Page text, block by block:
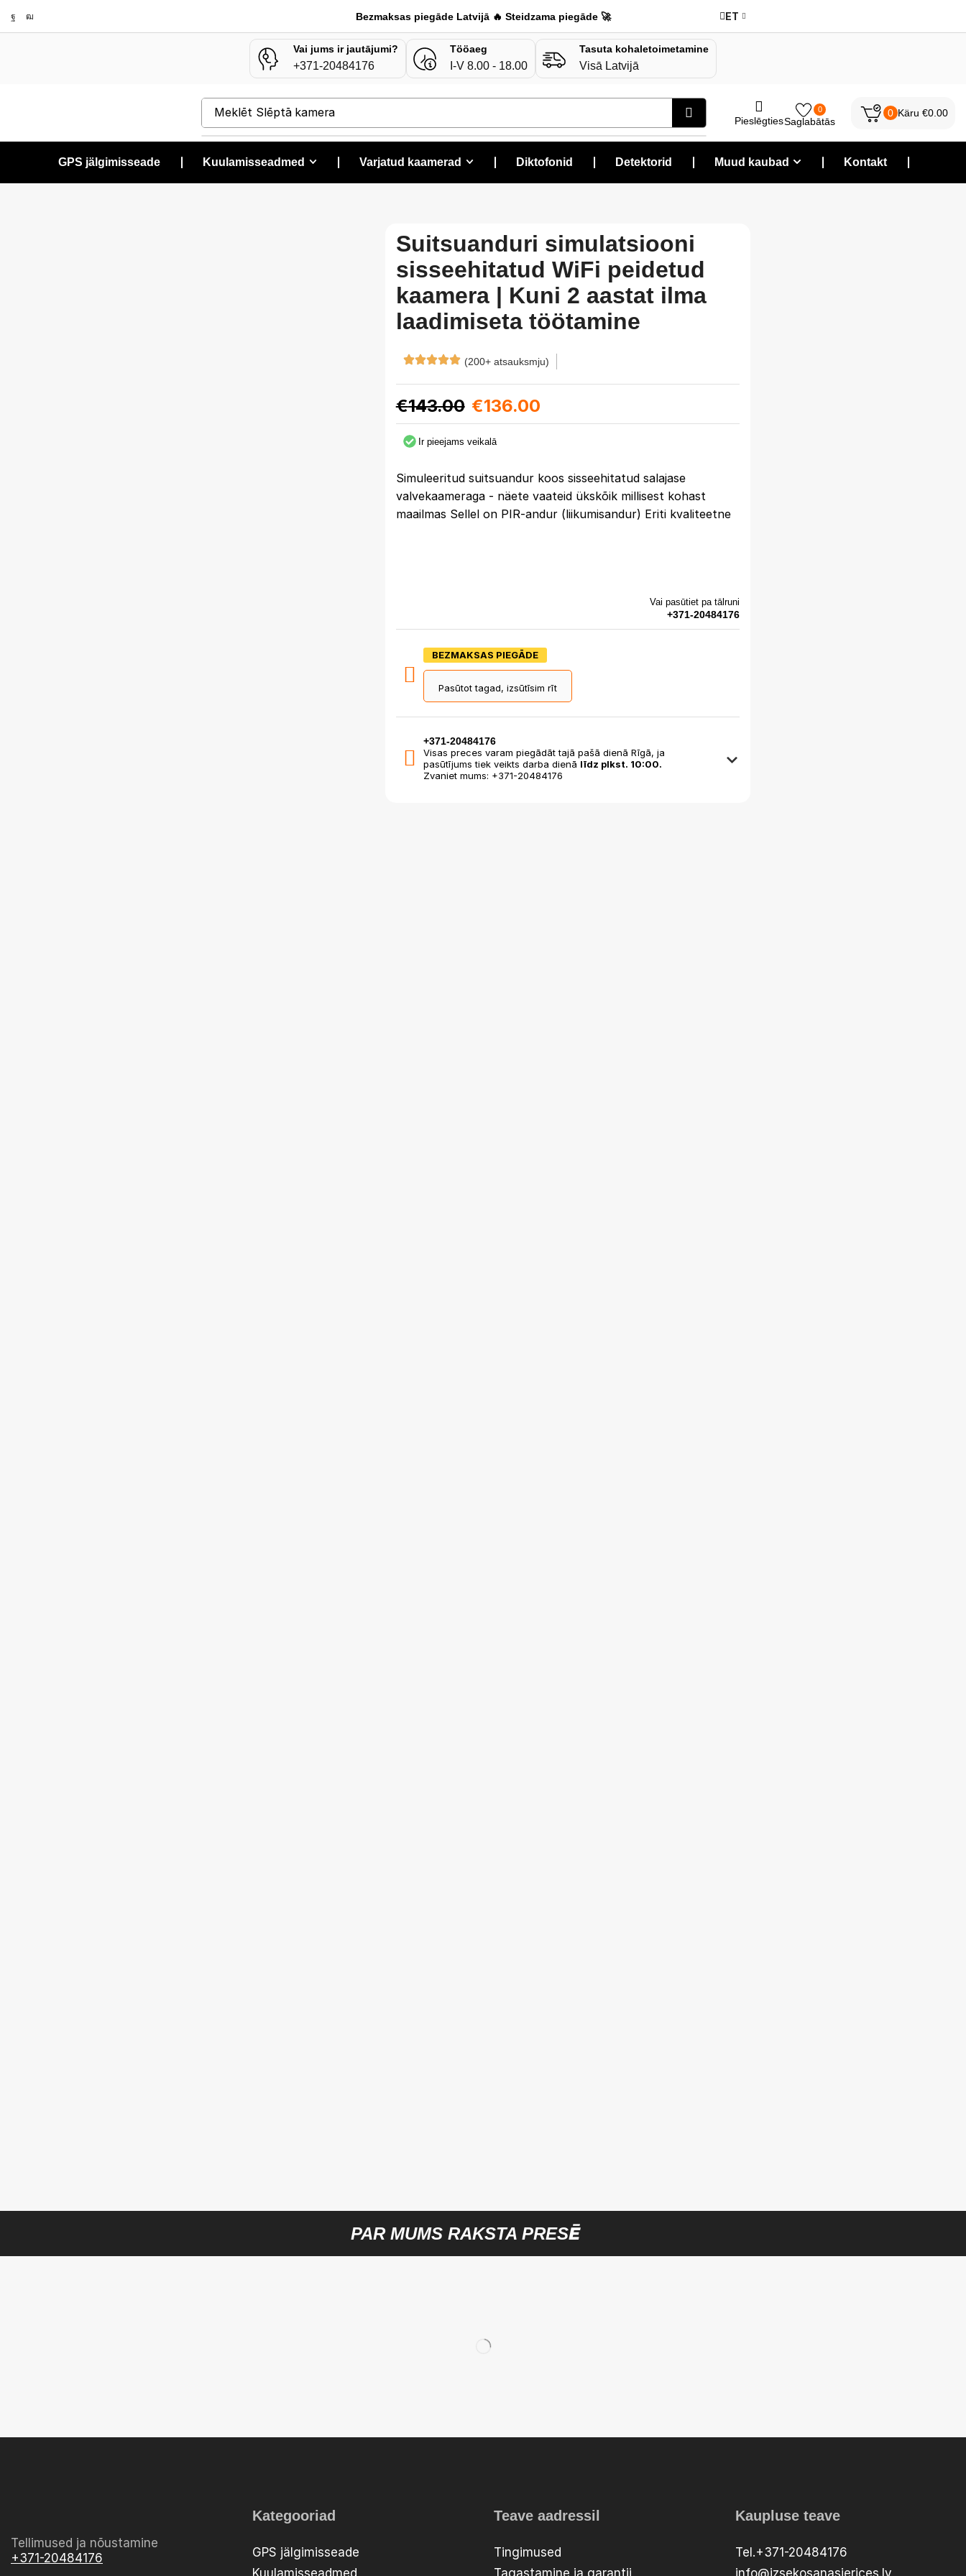
Bezmaksas piegāde Latvijā 🔥 Steidzama piegāde 🚀 ET
Vai jums ir jautājumi?
+371-20484176
Tööaeg
I-V 8.00 - 18.00
Tasuta kohaletoimetamine
Visā Latvijā
Meklēt Slēptā kamera
Pieslēgties
0
Saglabātās
0 Käru €0.00
GPS jälgimisseade Kuulamisseadmed Varjatud kaamerad Diktofonid Detektorid Muud kaubad Kontakt
Suitsuanduri simulatsiooni
sisseehitatud WiFi peidetud
kaamera | Kuni 2 aastat ilma
laadimiseta töötamine
(200+ atsauksmju)
€143.00 €136.00
Ir pieejams veikalā
Simuleeritud suitsuandur koos sisseehitatud salajase
valvekaameraga - näete vaateid ükskõik millisest kohast
maailmas Sellel on PIR-andur (liikumisandur) Eriti kvaliteetne
Vai pasūtiet pa tālruni
+371-20484176
BEZMAKSAS PIEGĀDE
Pasūtot tagad, izsūtīsim rīt
+371-20484176
Visas preces varam piegādāt tajā pašā dienā Rīgā, ja
pasūtījums tiek veikts darba dienā līdz plkst. 10:00.
Zvaniet mums: +371-20484176
PAR MUMS RAKSTA PRESĒ
Tellimused ja nõustamine
+371-20484176
Kategooriad
GPS jälgimisseade
Kuulamisseadmed
Teave aadressil
Tingimused
Tagastamine ja garantii
Kaupluse teave
Tel.+371-20484176
info@izsekosanasierices.lv